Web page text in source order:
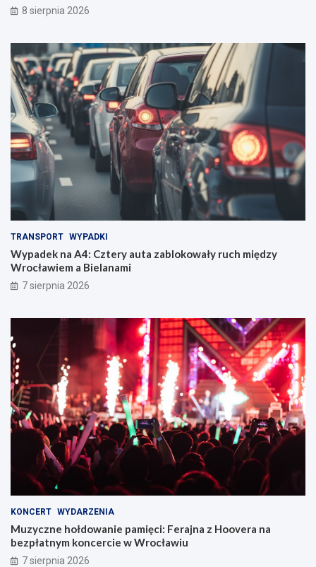
8 sierpnia 2026
TRANSPORT WYPADKI
Wypadek na A4: Cztery auta zablokowały ruch między
Wrocławiem a Bielanami
7 sierpnia 2026
KONCERT WYDARZENIA
Muzyczne hołdowanie pamięci: Ferajna z Hoovera na
bezpłatnym koncercie w Wrocławiu
7 sierpnia 2026